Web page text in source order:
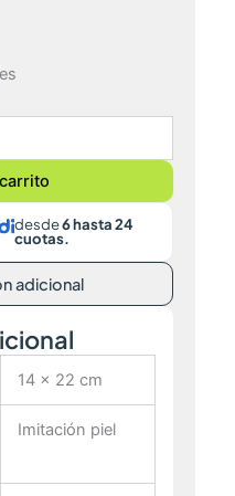
desde6 hasta 24
cuotas.
adicional
14 × 22 cm
Imitación piel